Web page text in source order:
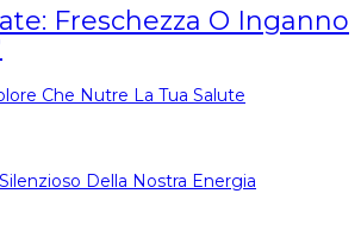
Freschezza O Inganno
Che Nutre La Tua Salute
Della Nostra Energia